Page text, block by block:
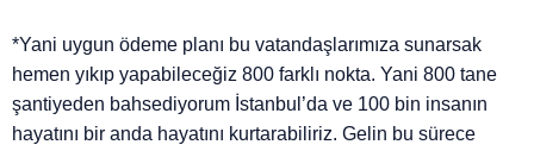
*Yani uygun ödeme planı bu vatandaşlarımıza sunarsak
hemen yıkıp yapabileceğiz 800 farklı nokta. Yani 800 tane
şantiyeden bahsediyorum İstanbul’da ve 100 bin insanın
hayatını bir anda hayatını kurtarabiliriz. Gelin bu sürece